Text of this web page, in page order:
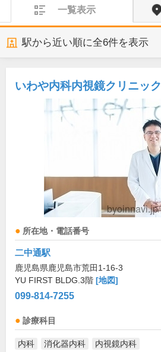
一覧表示
駅から近い順に全6件を表示
いわや内科内視鏡クリニック
所在地・電話番号
二中通駅
鹿児島県鹿児島市荒田1-16-3
YU FIRST BLDG.3階 [地図]
099-814-7255
診療科目
内科 消化器内科 内視鏡内科